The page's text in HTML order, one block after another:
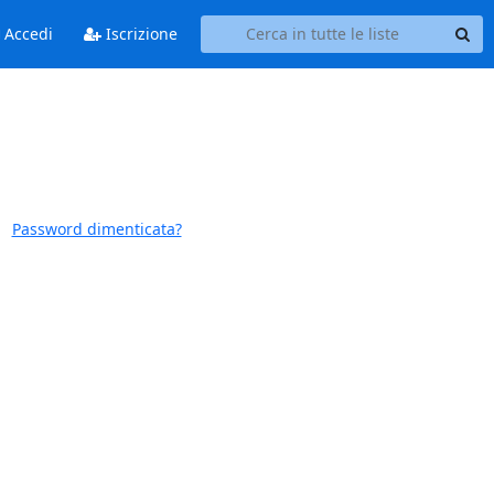
Accedi Iscrizione
Password dimenticata?